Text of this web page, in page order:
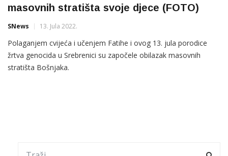
masovnih stratišta svoje djece (FOTO)
SNews 13. Jula 2022.
Polaganjem cvijeća i učenjem Fatihe i ovog 13. jula porodice
žrtva genocida u Srebrenici su započele obilazak masovnih
stratišta Bošnjaka.